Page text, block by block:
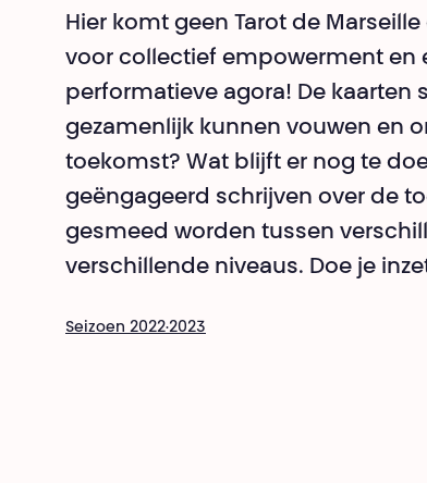
Hier komt geen Tarot de
voor collectief empowerment en
performatieve agora! De kaarten
gezamenlijk kunnen vouwen en
toekomst? Wat blijft er nog te
geëngageerd schrijven over de
gesmeed worden tussen
verschillende niveaus. Doe je
Seizoen 2022·2023